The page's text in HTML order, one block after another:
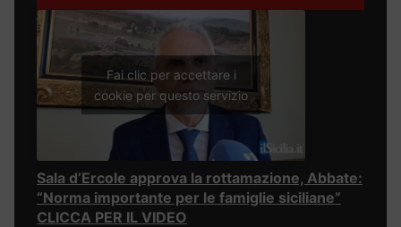
Fai clic per accettare i
cookie per questo servizio
Sala d’Ercole approva la rottamazione, Abbate:
“Norma importante per le famiglie siciliane”
CLICCA PER IL VIDEO